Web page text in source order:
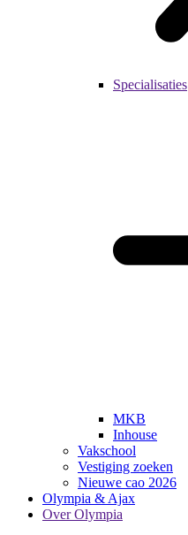
Specialisaties
MKB
Inhouse
Vakschool
Vestiging zoeken
Nieuwe cao 2026
Olympia & Ajax
Over Olympia